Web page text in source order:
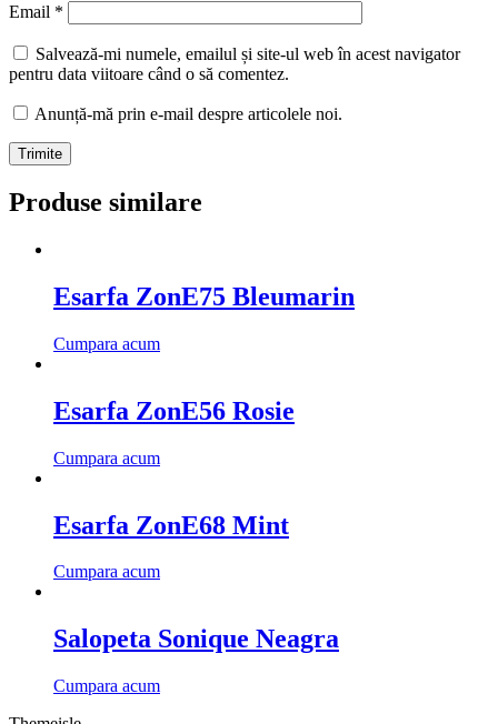
Email *
Salvează-mi numele, emailul și site-ul web în acest navigator
pentru data viitoare când o să comentez.
Anunță-mă prin e-mail despre articolele noi.
Produse similare
Esarfa ZonE75 Bleumarin
Cumpara acum
Esarfa ZonE56 Rosie
Cumpara acum
Esarfa ZonE68 Mint
Cumpara acum
Salopeta Sonique Neagra
Cumpara acum